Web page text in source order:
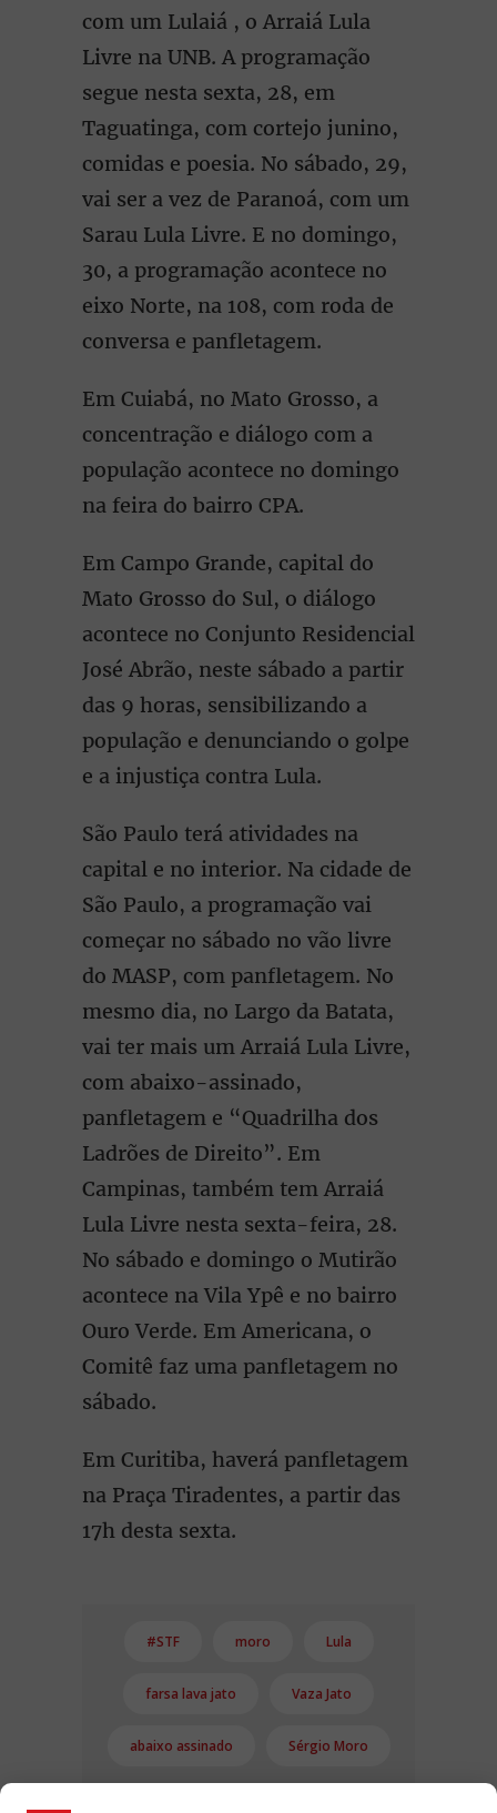
com um Lulaiá , o Arraiá Lula
Livre na UNB. A programação
segue nesta sexta, 28, em
Taguatinga, com cortejo junino,
comidas e poesia. No sábado, 29,
vai ser a vez de Paranoá, com um
Sarau Lula Livre. E no domingo,
30, a programação acontece no
eixo Norte, na 108, com roda de
conversa e panfletagem.
Em Cuiabá, no Mato Grosso, a
concentração e diálogo com a
população acontece no domingo
na feira do bairro CPA.
Em Campo Grande, capital do
Mato Grosso do Sul, o diálogo
acontece no Conjunto Residencial
José Abrão, neste sábado a partir
das 9 horas, sensibilizando a
população e denunciando o golpe
e a injustiça contra Lula.
São Paulo terá atividades na
capital e no interior. Na cidade de
São Paulo, a programação vai
começar no sábado no vão livre
do MASP, com panfletagem. No
mesmo dia, no Largo da Batata,
vai ter mais um Arraiá Lula Livre,
com abaixo-assinado,
panfletagem e “Quadrilha dos
Ladrões de Direito”. Em
Campinas, também tem Arraiá
Lula Livre nesta sexta-feira, 28.
No sábado e domingo o Mutirão
acontece na Vila Ypê e no bairro
Ouro Verde. Em Americana, o
Comitê faz uma panfletagem no
sábado.
Em Curitiba, haverá panfletagem
na Praça Tiradentes, a partir das
17h desta sexta.
#STF moro Lula
farsa lava jato Vaza Jato
abaixo assinado Sérgio Moro